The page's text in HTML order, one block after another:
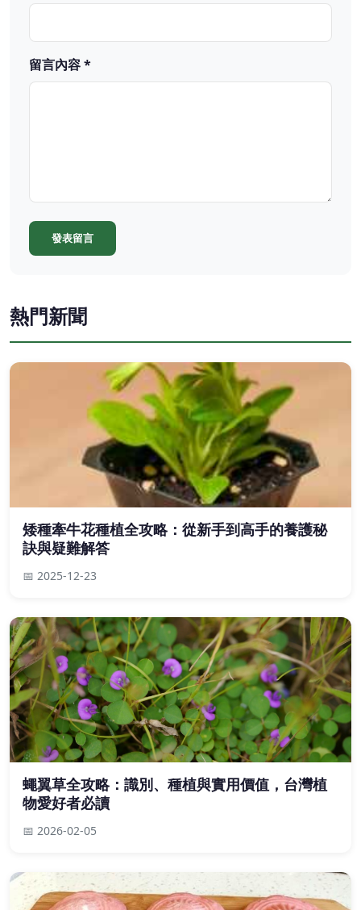
留言內容 *
發表留言
熱門新聞
矮種牽牛花種植全攻略：從新手到高手的養護秘
訣與疑難解答
📅 2025-12-23
蠅翼草全攻略：識別、種植與實用價值，台灣植
物愛好者必讀
📅 2026-02-05